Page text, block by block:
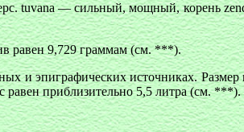
tuvana — сильный, мощный, корень
равен 9,729 граммам (см. ***).
и эпиграфических источниках.
равен приблизительно 5,5 литра (см. ***).